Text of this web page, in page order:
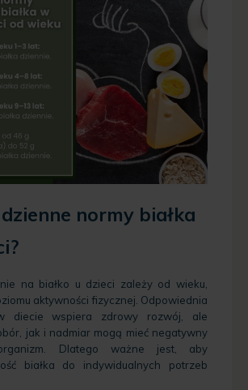
dzienne normy białka
na białko u dzieci zależy od wieku,
aktywności fizycznej. Odpowiednia
diecie wspiera zdrowy rozwój, ale
jak i nadmiar mogą mieć negatywny
Dlatego ważne jest, aby
białka do indywidualnych potrzeb